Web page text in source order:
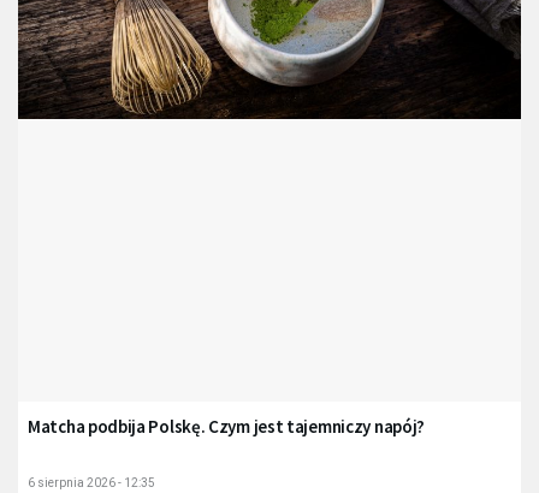
Matcha podbija Polskę. Czym jest tajemniczy napój?
6 sierpnia 2026 - 12:35